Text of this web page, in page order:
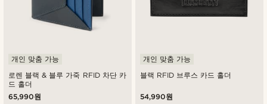
로렌 블랙 & 블루 가죽 RFID 차단 카
드 홀더
개인 맞춤 가능
65,990원
블랙 RFID 브루스 카드 홀더
개인 맞춤 가능
54,990원